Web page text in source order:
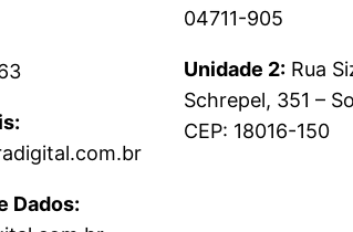
Dados:
04711-905
Unidade 2: Rua
Schrepel, 351 –
CEP: 18016-150